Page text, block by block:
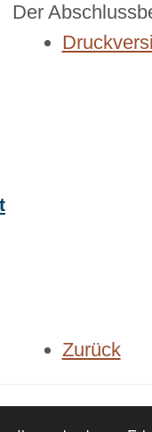
Der
Zurück